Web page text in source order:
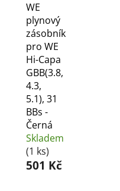
WE
plynový
zásobník
pro WE
Hi-Capa
GBB(3.8,
4.3,
5.1), 31
BBs -
Černá
Skladem
(1 ks)
501 Kč